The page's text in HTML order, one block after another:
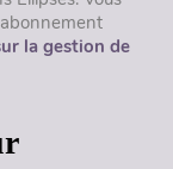
la gestion de